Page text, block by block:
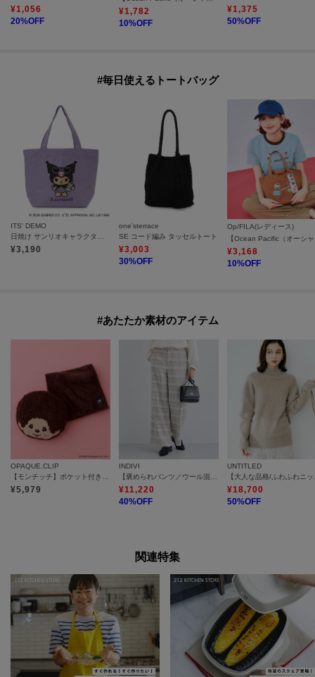
¥1,056
20%OFF
¥1,782
10%OFF
¥1,375
50%OFF
#毎日使えるトートバッグ
ITS' DEMO
¥3,190
one'sterrace
SE コード編み タッセルトート
¥3,003
30%OFF
Op/FILA(レディース)
¥3,168
10%OFF
#あたたか素材のアイテム
OPAQUE.CLIP
【モンチッチ】ポケット付きブランケット入りフェイス型クッション
¥5,979
INDIVI
【褒められパンツ／ウール混】ウォームウール ワイドパンツ
¥11,220
40%OFF
UNTITLED
【大人
¥18,700
50%OFF
関連特集